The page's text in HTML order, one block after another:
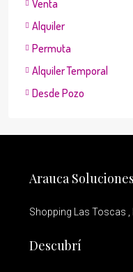
Venta
Alquiler
Permuta
Alquiler Temporal
Desde Pozo
Arauca
Shopping Las Toscas
Descubrí